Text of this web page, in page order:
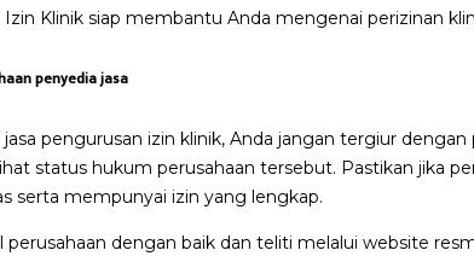
Izin Klinik siap membantu Anda mengenai perizinan
penyedia jasa
pengurusan izin klinik, Anda jangan tergiur
status hukum perusahaan tersebut. Pastikan jika
serta mempunyai izin yang lengkap.
perusahaan dengan baik dan teliti melalui website